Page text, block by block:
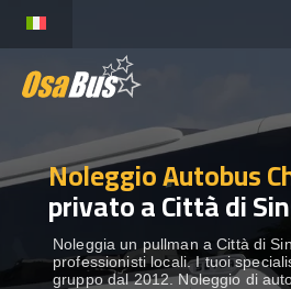
content
NOLEGGIO AUTOBUS
DESTINAZIONI
Noleggio Autobus
privato a Città di
Noleggia un pullman a Città di
professionisti locali. I tuoi
gruppo dal 2012. Noleggio di